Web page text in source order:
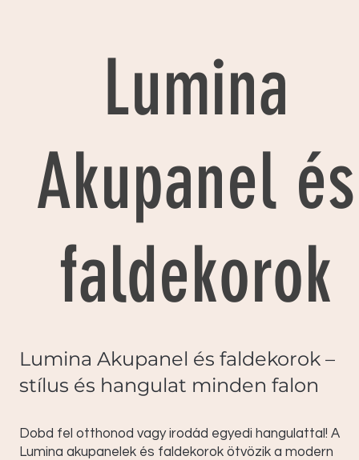
Lumina
Akupanel és
faldekorok
Lumina Akupanel és faldekorok –
stílus és hangulat minden falon
Dobd fel otthonod vagy irodád egyedi hangulattal! A
Lumina akupanelek és faldekorok ötvözik a modern